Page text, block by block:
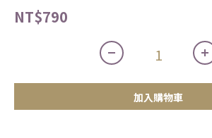
NT$790
加入購物車